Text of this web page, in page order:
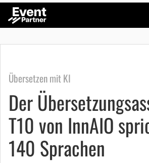
Übersetzen mit KI
Der
T10 von InnAIO
140 Sprachen